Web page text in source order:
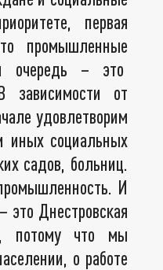
первая
промышленные
очередь – это
зависимости от
удовлетворим
иных социальных
садов, больниц.
И
это Днестровская
потому что мы
о работе